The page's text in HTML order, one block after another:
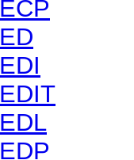
ECP
ED
EDI
EDIT
EDL
EDP